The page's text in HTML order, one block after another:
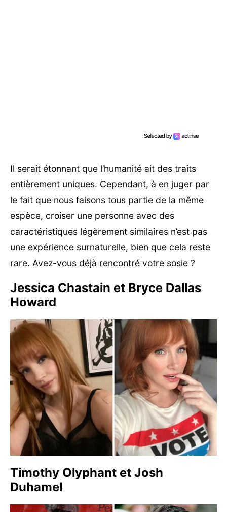
Il serait étonnant que l’humanité ait des traits
entièrement uniques. Cependant, à en juger par
le fait que nous faisons tous partie de la même
espèce, croiser une personne avec des
caractéristiques légèrement similaires n’est pas
une expérience surnaturelle, bien que cela reste
rare. Avez-vous déjà rencontré votre sosie ?
Jessica Chastain et Bryce Dallas
Howard
Timothy Olyphant et Josh
Duhamel